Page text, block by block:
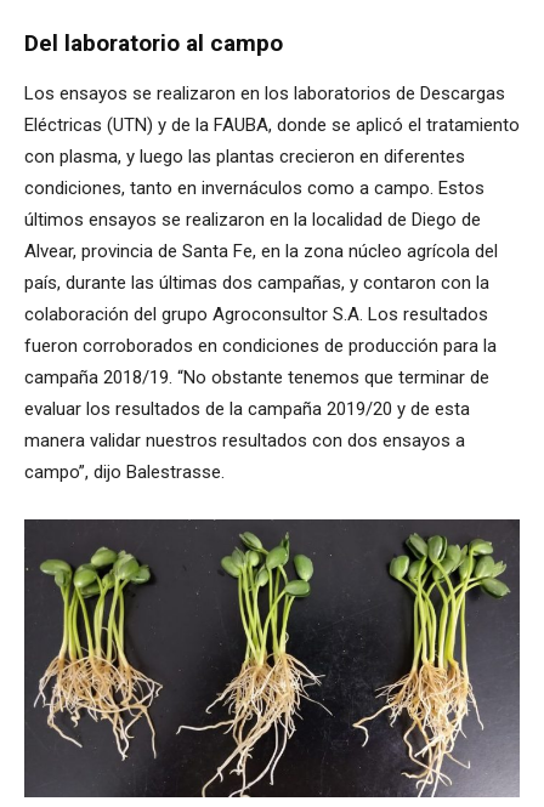
Del laboratorio al campo
Los ensayos se realizaron en los laboratorios de Descargas
Eléctricas (UTN) y de la FAUBA, donde se aplicó el tratamiento
con plasma, y luego las plantas crecieron en diferentes
condiciones, tanto en invernáculos como a campo. Estos
últimos ensayos se realizaron en la localidad de Diego de
Alvear, provincia de Santa Fe, en la zona núcleo agrícola del
país, durante las últimas dos campañas, y contaron con la
colaboración del grupo Agroconsultor S.A. Los resultados
fueron corroborados en condiciones de producción para la
campaña 2018/19. “No obstante tenemos que terminar de
evaluar los resultados de la campaña 2019/20 y de esta
manera validar nuestros resultados con dos ensayos a
campo”, dijo Balestrasse.